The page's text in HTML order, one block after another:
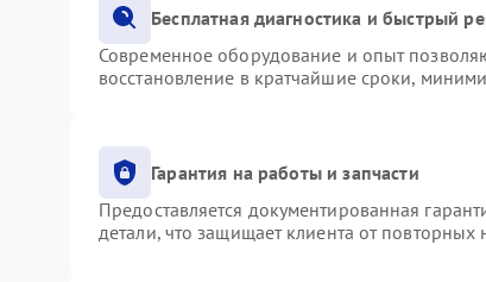
Бесплатная диагностика и быстрый
Современное оборудование и опыт
восстановление в кратчайшие сроки,
Гарантия на работы и запчасти
Предоставляется документированная
детали, что защищает клиента от повторных